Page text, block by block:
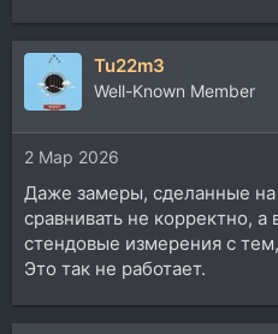
Tu22m3
Well-Known Member
2 Мар 2026
Даже замеры, сделанные на
сравнивать не корректно, а
стендовые измерения с
Это так не работает.